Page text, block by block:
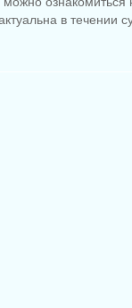
в течении